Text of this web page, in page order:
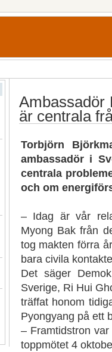
Ambassadör
är centrala
Torbjörn
ambassadör i
centrala
och om
– Idag är vår
Myong Bak från
tog makten förra
bara civila
Det säger
Sverige, Ri Hui
träffat honom
Pyongyang på ett
– Framtidstron
toppmötet 4